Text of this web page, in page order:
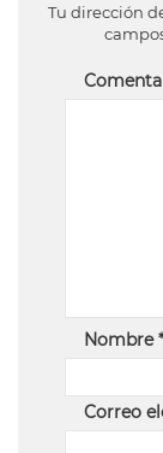
Tu dirección
Nombre*
Correo